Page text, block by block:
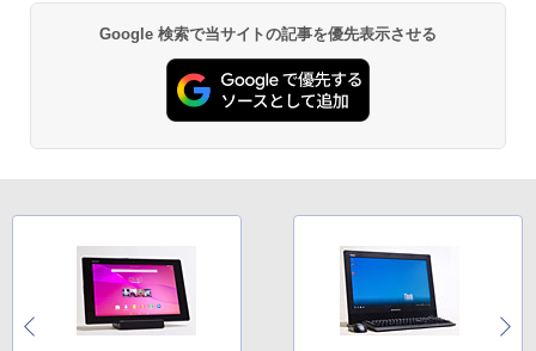
オレンジページ 2026 10/17号増刊＜グレ
ー＞ [雑誌]
Anker Soundcore Liberty 5 ミッドナイトブ
【2026年アップグレード版】AOKIMI ワイヤ
レスイヤホン bluetooth イヤホン V12 小型
軽量 ブルートゥースHi-Fi 最大36時間再生 ぶ
るーとゅーす コードレス ENCノイズキャン
￥250
見知らぬ糸
On My Road (Stadium ver.)
￥250
ウォーター ペットボトル 静岡県産 500ミリリ
ットル (Smart Basic)
￥1,380
by Amazon 炭酸水 ラベルレス 500ml ×24本
by Amazon 天然水ラベルレス 2L×9本
￥832
ONE PIECE モノクロ版 115 (ジャンプコミッ
HUNTER×HUNTER モノクロ版 39 (ジャンプ
コミックスDIGITAL)
Google 検索で当サイトの記事を優先表示させる